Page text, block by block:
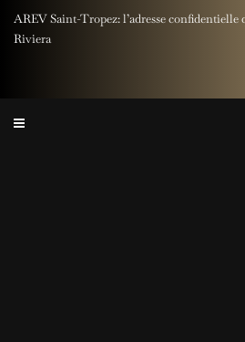
AREV Saint-Tropez: l’adresse confidentielle
Riviera